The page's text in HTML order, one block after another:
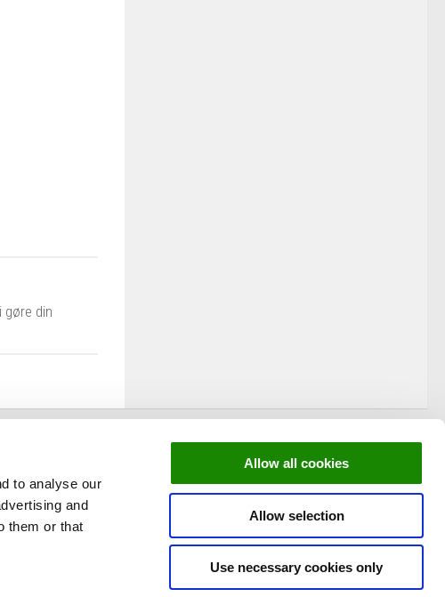
to analyse our
and
them or that
Allow all cookies
Allow selection
Use necessary cookies only
gøre din